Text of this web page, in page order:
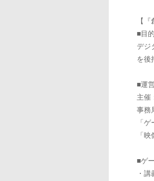
【
■目的
デジ
を後
■運
主催
事務
「
「
■ゲ
・